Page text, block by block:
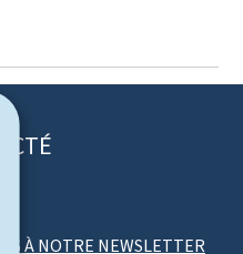
À NOTRE NEWSLETTER